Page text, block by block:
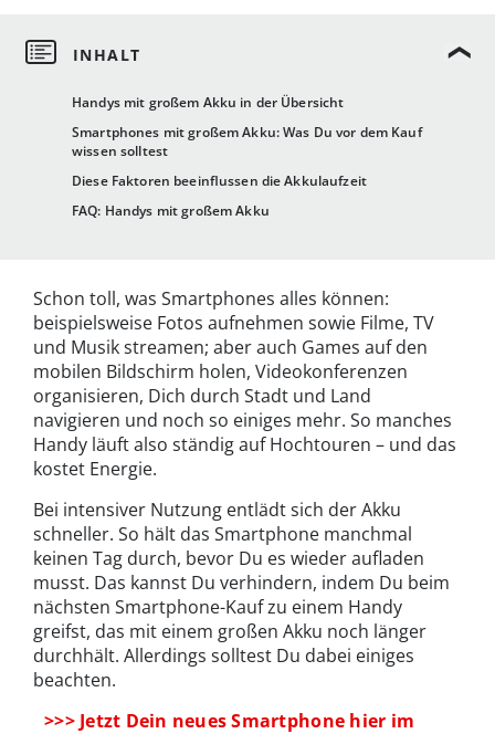
Handys mit großem Akku in der Übersicht
Smartphones mit großem Akku: Was Du vor dem Kauf
wissen solltest
Diese Faktoren beeinflussen die Akkulaufzeit
FAQ: Handys mit großem Akku
Schon toll, was Smartphones alles können:
beispielsweise Fotos aufnehmen sowie Filme, TV
und Musik streamen; aber auch Games auf den
mobilen Bildschirm holen, Videokonferenzen
organisieren, Dich durch Stadt und Land
navigieren und noch so einiges mehr. So manches
Handy läuft also ständig auf Hochtouren – und das
kostet Energie.
Bei intensiver Nutzung entlädt sich der Akku
schneller. So hält das Smartphone manchmal
keinen Tag durch, bevor Du es wieder aufladen
musst. Das kannst Du verhindern, indem Du beim
nächsten Smartphone-Kauf zu einem Handy
greifst, das mit einem großen Akku noch länger
durchhält. Allerdings solltest Du dabei einiges
beachten.
>>> Jetzt Dein neues Smartphone hier im